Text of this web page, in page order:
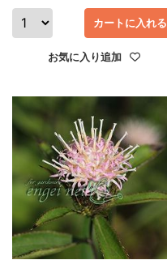
カートに入れる
お気に入り追加